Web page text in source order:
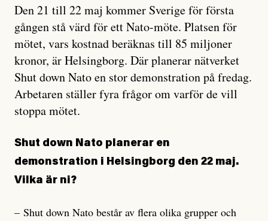
Den 21 till 22 maj kommer Sverige för första
gången stå värd för ett Nato-möte. Platsen för
mötet, vars kostnad beräknas till 85 miljoner
kronor, är Helsingborg. Där planerar nätverket
Shut down Nato en stor demonstration på fredag.
Arbetaren ställer fyra frågor om varför de vill
stoppa mötet.
Shut down Nato planerar en
demonstration i Helsingborg den 22 maj.
Vilka är ni?
– Shut down Nato består av flera olika grupper och